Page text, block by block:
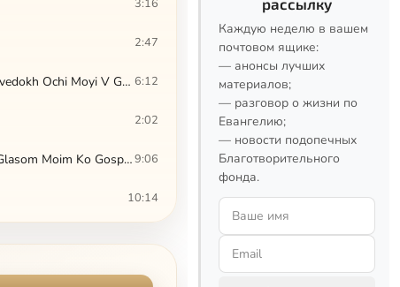
3:16
2:47
Dmitry Bortniansky. I Lift Up My Eyes To The Mountains (Choral Concerto No.24) (Vozvedokh Ochi Moyi V Gory) 6:12
2:02
Dmitry Bortniansky. With My Voice I Cried Out To The Lord (Choral Concerto No.27) (Glasom Moim Ko Gospodu Vozzvakh)9:06
10:14
2:49
рассылку
Каждую неделю в вашем
почтовом ящике:
— анонсы лучших
материалов;
— разговор о жизни по
Евангелию;
— новости подопечных
Благотворительного
фонда.